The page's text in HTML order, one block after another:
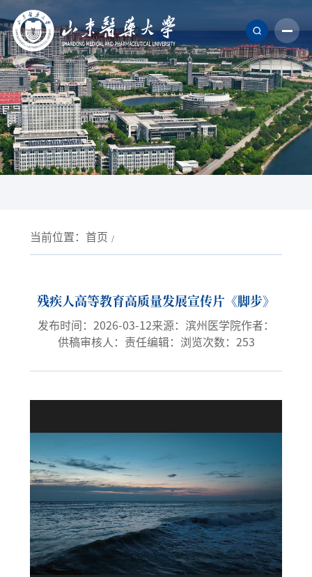
当前位置： 首页
残疾人高等教育高质量发展宣传片《脚步》
发布时间：2026-03-12来源：滨州医学院作者：
供稿审核人： 责任编辑： 浏览次数： 253